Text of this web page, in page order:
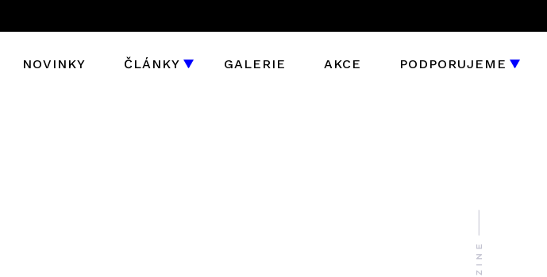
NOVINKY ČLÁNKY GALERIE AKCE PODPORUJEME